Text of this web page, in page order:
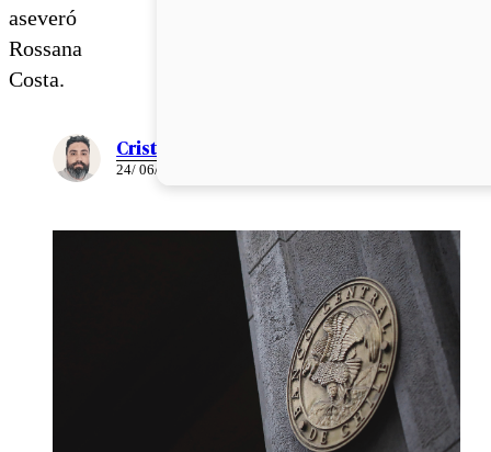
aseveró
Rossana
Costa.
Cristián Meza
24/ 06/ 2025